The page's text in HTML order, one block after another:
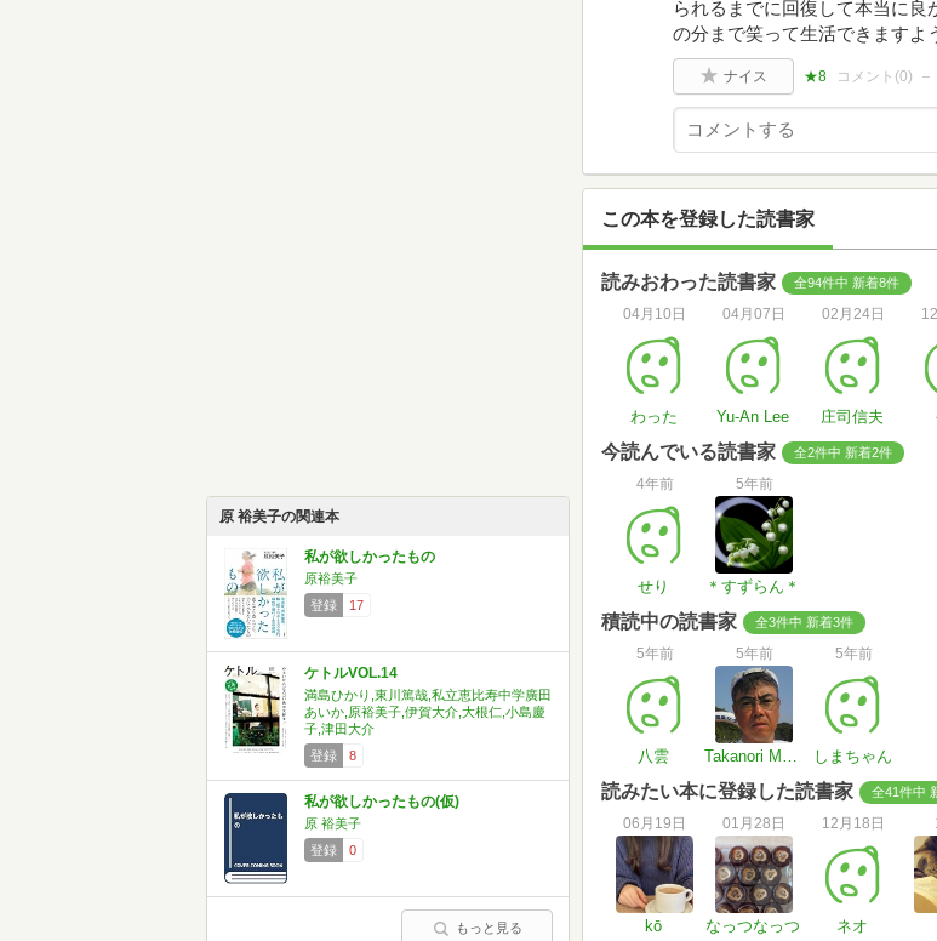
原 裕美子の関連本
私が欲しかったもの
原裕美子
登録
17
ケトルVOL.14
満島ひかり,東川篤哉,私立恵比寿中学廣田
あいか,原裕美子,伊賀大介,大根仁,小島慶
子,津田大介
登録
8
私が欲しかったもの(仮)
原 裕美子
登録
0
もっと見る
られるまでに回復して本当に
の分まで笑って生活できますよ
ナイス ★8 コメント(0)
この本を登録した読書家
読みおわった読書家 全94件中 新着8件
04月10日
わった
04月07日
Yu-An Lee
02月24日
庄司信夫
今読んでいる読書家 全2件中 新着2件
4年前
せり
5年前
＊すずらん＊
積読中の読書家 全3件中 新着3件
5年前
八雲
5年前
Takanori Murai
5年前
しまちゃん
読みたい本に登録した読書家 全41件中
06月19日
kō
01月28日
なっつなっつ
12月18日
ネオ